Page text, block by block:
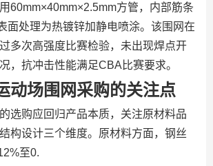
60mm×40mm×2.5mm方管，内部筋条
面处理为热镀锌加静电喷涂。该围网在
多次高强度比赛检验，未出现焊点开
，抗冲击性能满足CBA比赛要求。
动场围网采购的关注点
选购应回归产品本质，关注原材料品
构设计三个维度。原材料方面，钢丝
至0.